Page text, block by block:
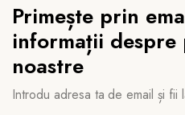
Primește prin
informații despre
noastre
Introdu adresa ta de email și